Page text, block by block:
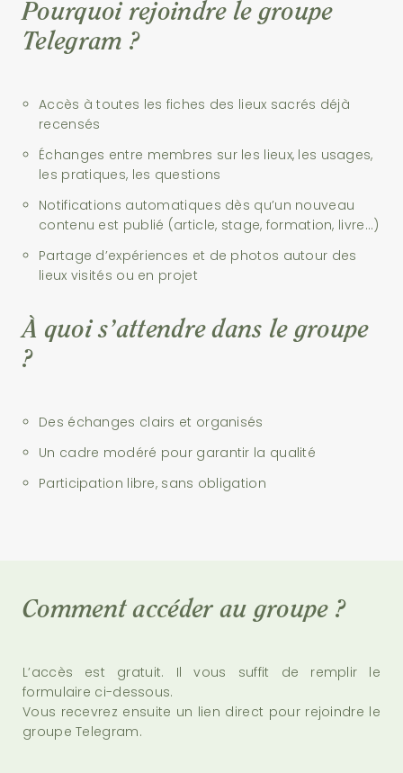
Pourquoi rejoindre le groupe
Telegram ?
Accès à toutes les fiches des lieux sacrés déjà
recensés
Échanges entre membres sur les lieux, les usages,
les pratiques, les questions
Notifications automatiques dès qu’un nouveau
contenu est publié (article, stage, formation, livre…)
Partage d’expériences et de photos autour des
lieux visités ou en projet
À quoi s’attendre dans le groupe
?
Des échanges clairs et organisés
Un cadre modéré pour garantir la qualité
Participation libre, sans obligation
Comment accéder au groupe ?
L’accès est gratuit. Il vous suffit de remplir le
formulaire ci-dessous.
Vous recevrez ensuite un lien direct pour rejoindre le
groupe Telegram.